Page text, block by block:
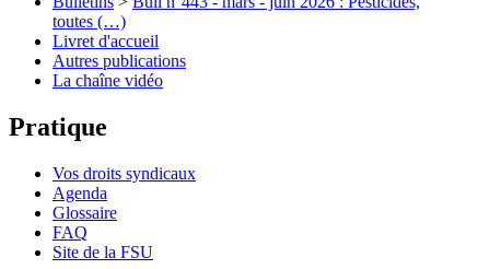
toutes (…)
Livret d'accueil
Autres publications
La chaîne vidéo
Pratique
Vos droits syndicaux
Agenda
Glossaire
FAQ
Site de la FSU